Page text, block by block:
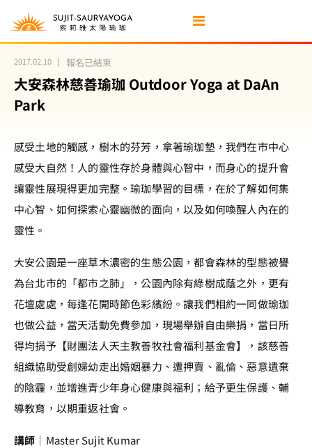
2017.02.10 報名已結束
大安森林慈善瑜珈 Outdoor Yoga at DaAn
Park
感受土地的觸感，樹木的芬芳，拿著瑜珈墊，我們在市中心
感受大自然！人的靈性存於身體與心智中，而身心的提升會
讓靈性展現得更加完整。瑜珈學習的目標，在於了解如何集
中心智、如何探索心靈幽微的面向，以及如何喚醒人內在的
靈性。
大安公園是一座草木濃密的生態公園，都會森林的型態被譽
為台北市的「都市之肺」，公園內除有綠樹成蔭之外，更有
花壇處處，每逢花開時節色彩繽紛。讓我們相約一同做瑜珈
也做公益，當天活動免費參加，現場舉辦自由樂捐，當日所
得均捐予【財團法人天主教善牧社會福利基金會】，該慈善
組織協助受創婦幼走出婚姻暴力、遭押賣、亂倫、惡意遺棄
的陰霾，並增進青少年身心健康與福利；給予更生保護、輔
導教育，以期重返社會。
講師 ｜Master Sujit Kumar